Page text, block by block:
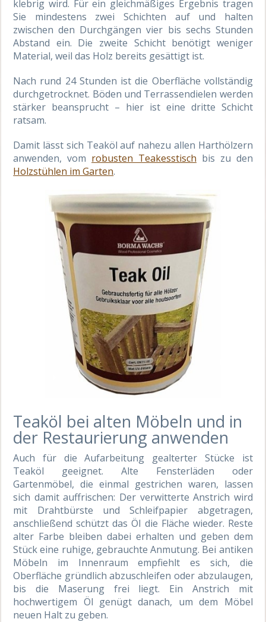
klebrig wird. Für ein gleichmäßiges Ergebnis tragen
Sie mindestens zwei Schichten auf und halten
zwischen den Durchgängen vier bis sechs Stunden
Abstand ein. Die zweite Schicht benötigt weniger
Material, weil das Holz bereits gesättigt ist.
Nach rund 24 Stunden ist die Oberfläche vollständig
durchgetrocknet. Böden und Terrassendielen werden
stärker beansprucht – hier ist eine dritte Schicht
ratsam.
Damit lässt sich Teaköl auf nahezu allen Harthölzern
anwenden, vom robusten Teakesstisch bis zu den
Holzstühlen im Garten.
Teaköl bei alten Möbeln und in
der Restaurierung anwenden
Auch für die Aufarbeitung gealterter Stücke ist
Teaköl geeignet. Alte Fensterläden oder
Gartenmöbel, die einmal gestrichen waren, lassen
sich damit auffrischen: Der verwitterte Anstrich wird
mit Drahtbürste und Schleifpapier abgetragen,
anschließend schützt das Öl die Fläche wieder. Reste
alter Farbe bleiben dabei erhalten und geben dem
Stück eine ruhige, gebrauchte Anmutung. Bei antiken
Möbeln im Innenraum empfiehlt es sich, die
Oberfläche gründlich abzuschleifen oder abzulaugen,
bis die Maserung frei liegt. Ein Anstrich mit
hochwertigem Öl genügt danach, um dem Möbel
neuen Halt zu geben.